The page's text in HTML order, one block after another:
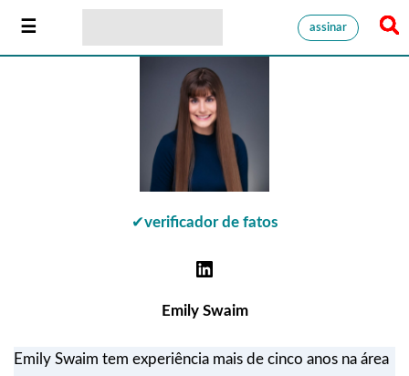
assinar
✔verificador de fatos
Emily Swaim
Emily Swaim tem experiência mais de cinco anos na área